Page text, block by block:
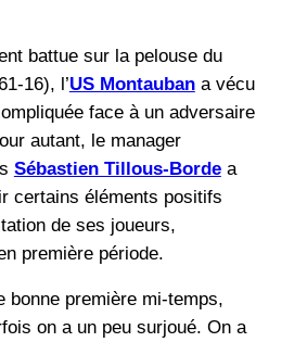
battue sur la pelouse du
16), l’US Montaubana vécu
face à un adversaire
autant, le manager
Sébastien Tillous-Bordea
certains éléments positifs
de ses joueurs,
première période.
bonne première mi-temps,
on a un peu surjoué. On a